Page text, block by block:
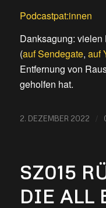
Podcastpat:innen
Danksagung:
(auf Sendegate, auf
Entfernung von
geholfen hat.
2. DEZEMBER 2022 /
SZ015
DIE ALL